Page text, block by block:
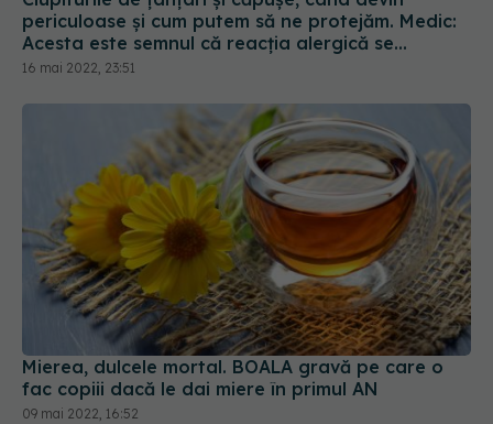
periculoase și cum putem să ne protejăm. Medic:
Acesta este semnul că reacția alergică se
agravează
16 mai 2022, 23:51
Mierea, dulcele mortal. BOALA gravă pe care o
fac copiii dacă le dai miere în primul AN
09 mai 2022, 16:52